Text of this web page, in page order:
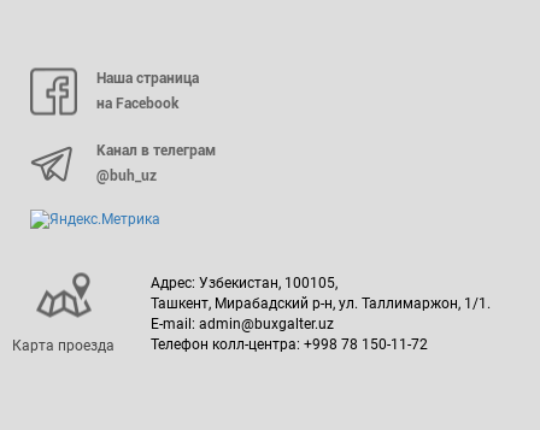
Наша страница
на Facebook
Канал в телеграм
@buh_uz
Карта проезда
Адрес: Узбекистан, 100105,
Ташкент, Мирабадский р-н, ул. Таллимаржон, 1/1.
E-mail: admin@buxgalter.uz
Телефон колл-центра: +998 78 150-11-72